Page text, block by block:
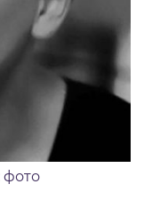
фото